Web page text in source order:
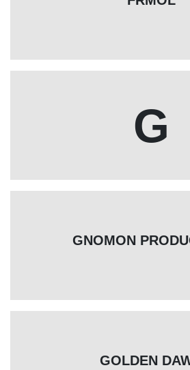
G
GNOMON
GOLDEN